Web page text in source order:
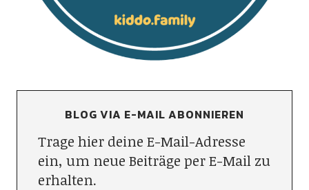
BLOG VIA E-MAIL ABONNIEREN
Trage hier deine E-Mail-Adresse
ein, um neue Beiträge per E-Mail zu
erhalten.